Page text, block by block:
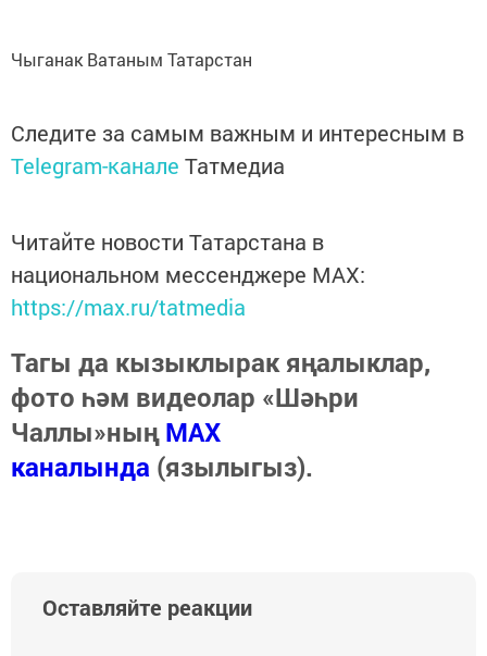
Чыганак Ватаным Татарстан
Следите за самым важным и интересным в
Telegram-канале Татмедиа
Читайте новости Татарстана в
национальном мессенджере MАХ:
https://max.ru/tatmedia
Тагы да кызыклырак яңалыклар,
фото һәм видеолар «Шәһри
Чаллы»ныңMAX
каналында (язылыгыз).
Оставляйте реакции